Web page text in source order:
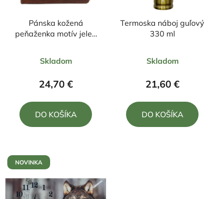
Pánska kožená
peňaženka motív jeleň
hodnotenie
produktu
5,0
z
Skladom
24,70 €
DO KOŠÍKA
Termoska náboj guľový
330 ml
hodnotenie
produktu
5,0
z
Skladom
21,60 €
DO KOŠÍKA
NOVINKA